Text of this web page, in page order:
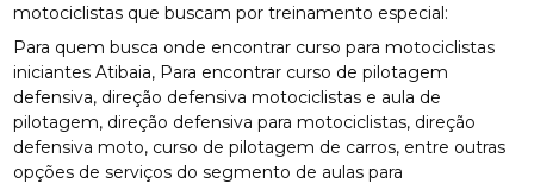
motociclistas que buscam por treinamento especial:
Para quem busca onde encontrar curso para motociclistas
iniciantes Atibaia, Para encontrar curso de pilotagem
defensiva, direção defensiva motociclistas e aula de
pilotagem, direção defensiva para motociclistas, direção
defensiva moto, curso de pilotagem de carros, entre outras
opções de serviços do segmento de aulas para